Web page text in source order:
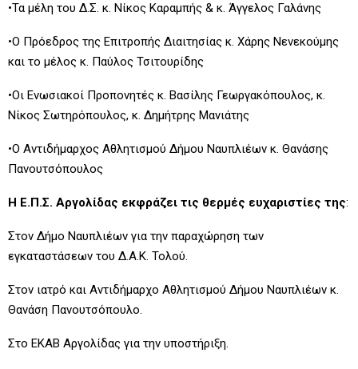
•Τα μέλη του Δ.Σ. κ. Νίκος Καραμπής & κ. Άγγελος Γαλάνης
•Ο Πρόεδρος της Επιτροπής Διαιτησίας κ. Χάρης Νενεκούμης
και το μέλος κ. Παύλος Τσιτουρίδης
•Οι Ενωσιακοί Προπονητές κ. Βασίλης Γεωργακόπουλος, κ.
Νίκος Σωτηρόπουλος, κ. Δημήτρης Μανιάτης
•Ο Αντιδήμαρχος Αθλητισμού Δήμου Ναυπλιέων κ. Θανάσης
Πανουτσόπουλος
Η Ε.Π.Σ. Αργολίδας εκφράζει τις θερμές ευχαριστίες της:
Στον Δήμο Ναυπλιέων για την παραχώρηση των
εγκαταστάσεων του Δ.Α.Κ. Τολού.
Στον ιατρό και Αντιδήμαρχο Αθλητισμού Δήμου Ναυπλιέων κ.
Θανάση Πανουτσόπουλο.
Στο ΕΚΑΒ Αργολίδας για την υποστήριξη.